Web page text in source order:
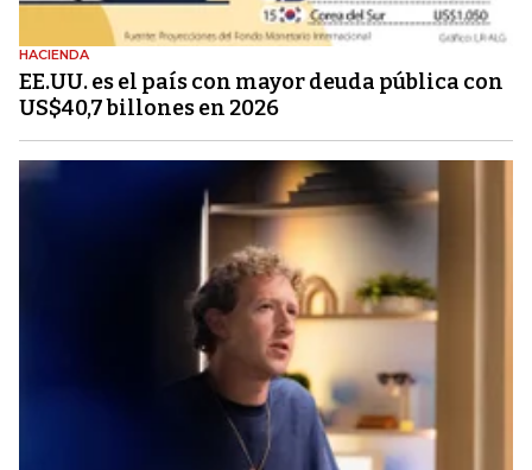
HACIENDA
EE.UU. es el país con mayor deuda pública con
US$40,7 billones en 2026